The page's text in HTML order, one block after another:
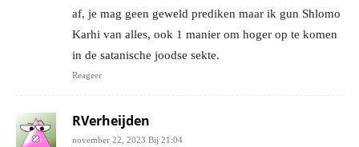
af, je mag geen geweld prediken maar ik gun Shlomo
Karhi van alles, ook 1 manier om hoger op te komen
in de satanische joodse sekte.
Reageer
RVerheijden
november 22, 2023 Bij 21:04